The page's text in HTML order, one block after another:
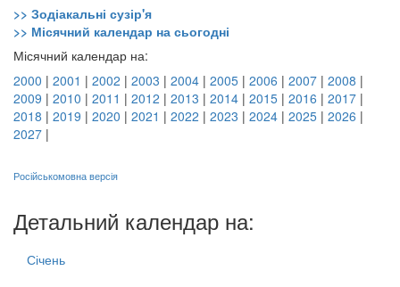
>> Зодіакальні сузір'я
>> Місячний календар на сьогодні
Місячний календар на:
2000 | 2001 | 2002 | 2003 | 2004 | 2005 | 2006 | 2007 | 2008 |
2009 | 2010 | 2011 | 2012 | 2013 | 2014 | 2015 | 2016 | 2017 |
2018 | 2019 | 2020 | 2021 | 2022 | 2023 | 2024 | 2025 | 2026 |
2027 |
Російськомовна версія
Детальний календар на:
Січень